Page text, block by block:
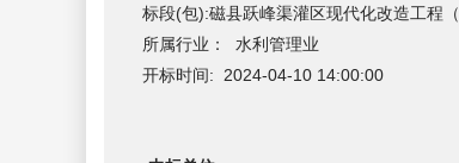
标段(包):磁县跃峰渠灌区现代化改造工程
所属行业： 水利管理业
开标时间: 2024-04-10 14:00:00